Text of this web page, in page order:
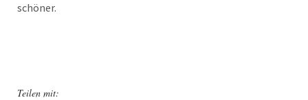
schöner.
Teilen mit: